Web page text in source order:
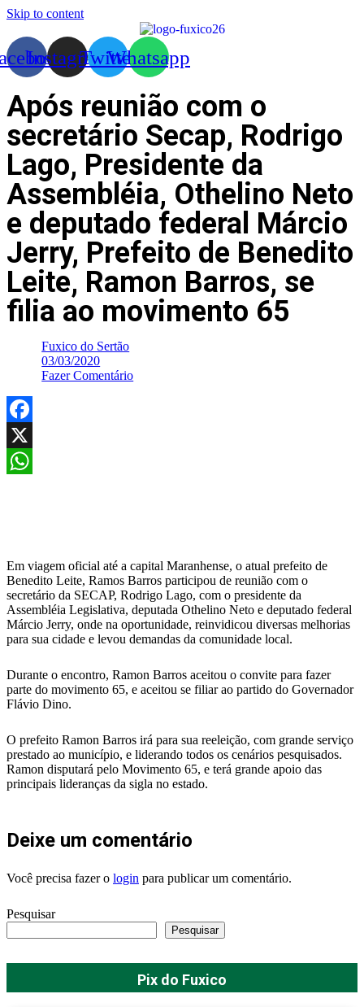
Skip to content
InstagramTwitterWhatsapp
Após reunião com o
secretário Secap, Rodrigo
Lago, Presidente da
Assembléia, Othelino Neto
e deputado federal Márcio
Jerry, Prefeito de Benedito
Leite, Ramon Barros, se
filia ao movimento 65
Fuxico do Sertão
03/03/2020
Fazer Comentário
Facebook
X
Em viagem oficial até a capital Maranhense, o atual prefeito de
Benedito Leite, Ramos Barros participou de reunião com o
secretário da SECAP, Rodrigo Lago, com o presidente da
Assembléia Legislativa, deputada Othelino Neto e deputado federal
Márcio Jerry, onde na oportunidade, reinvidicou diversas melhorias
para sua cidade e levou demandas da comunidade local.
Durante o encontro, Ramon Barros aceitou o convite para fazer
parte do movimento 65, e aceitou se filiar ao partido do Governador
Flávio Dino.
O prefeito Ramon Barros irá para sua reeleição, com grande serviço
prestado ao município, e liderando todos os cenários pesquisados.
Ramon disputará pelo Movimento 65, e terá grande apoio das
principais lideranças da sigla no estado.
Deixe um comentário
Você precisa fazer o login para publicar um comentário.
Pesquisar
Pesquisar
Pix do Fuxico